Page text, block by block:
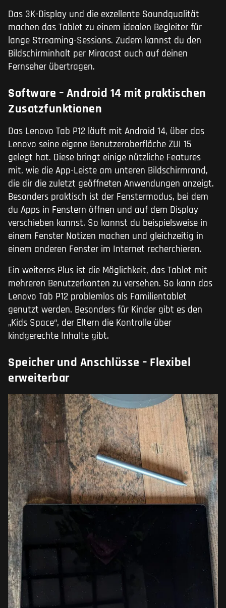
Das 3K-Display und die exzellente Soundqualität
machen das Tablet zu einem idealen Begleiter für
lange Streaming-Sessions. Zudem kannst du den
Bildschirminhalt per Miracast auch auf deinen
Fernseher übertragen.
Software – Android 14 mit praktischen
Zusatzfunktionen
Das Lenovo Tab P12 läuft mit Android 14, über das
Lenovo seine eigene Benutzeroberfläche ZUI 15
gelegt hat. Diese bringt einige nützliche Features
mit, wie die App-Leiste am unteren Bildschirmrand,
die dir die zuletzt geöffneten Anwendungen anzeigt.
Besonders praktisch ist der Fenstermodus, bei dem
du Apps in Fenstern öffnen und auf dem Display
verschieben kannst. So kannst du beispielsweise in
einem Fenster Notizen machen und gleichzeitig in
einem anderen Fenster im Internet recherchieren.
Ein weiteres Plus ist die Möglichkeit, das Tablet mit
mehreren Benutzerkonten zu versehen. So kann das
Lenovo Tab P12 problemlos als Familientablet
genutzt werden. Besonders für Kinder gibt es den
„Kids Space“, der Eltern die Kontrolle über
kindgerechte Inhalte gibt.
Speicher und Anschlüsse – Flexibel
erweiterbar